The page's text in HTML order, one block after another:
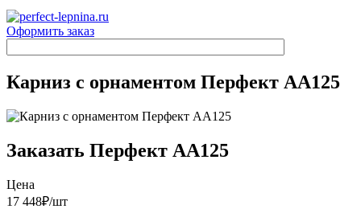
Оформить заказ
Карниз с орнаментом Перфект AA125
Заказать Перфект AA125
Цена
17 448₽/шт